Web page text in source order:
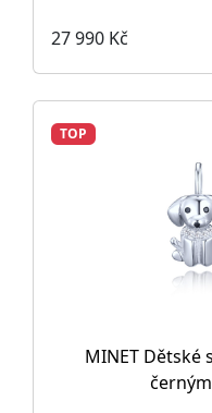
27 990 Kč
TOP
MINET Dětské